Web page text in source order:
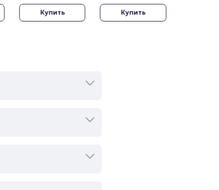
Купить Купить